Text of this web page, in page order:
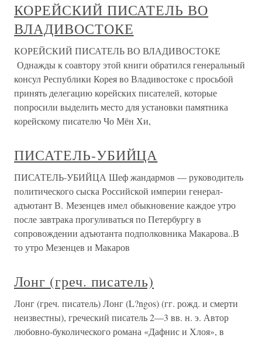
КОРЕЙСКИЙ ПИСАТЕЛЬ ВО
ВЛАДИВОСТОКЕ
КОРЕЙСКИЙ ПИСАТЕЛЬ ВО ВЛАДИВОСТОКЕ
Однажды к соавтору этой книги обратился генеральный
консул Республики Корея во Владивостоке с просьбой
принять делегацию корейских писателей, которые
попросили выделить место для установки памятника
корейскому писателю Чо Мён Хи,
ПИСАТЕЛЬ-УБИЙЦА
ПИСАТЕЛЬ-УБИЙЦА Шеф жандармов — руководитель
политического сыска Российской империи генерал-
адъютант В. Мезенцев имел обыкновение каждое утро
после завтрака прогуливаться по Петербургу в
сопровождении адъютанта подполковника Макарова..В
то утро Мезенцев и Макаров
Лонг (греч. писатель)
Лонг (греч. писатель) Лонг (L?ngos) (гг. рожд. и смерти
неизвестны), греческий писатель 2—3 вв. н. э. Автор
любовно-буколического романа «Дафнис и Хлоя», в